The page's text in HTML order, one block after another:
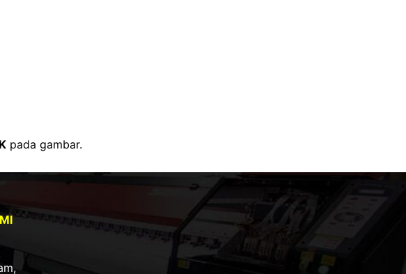
pada gambar.